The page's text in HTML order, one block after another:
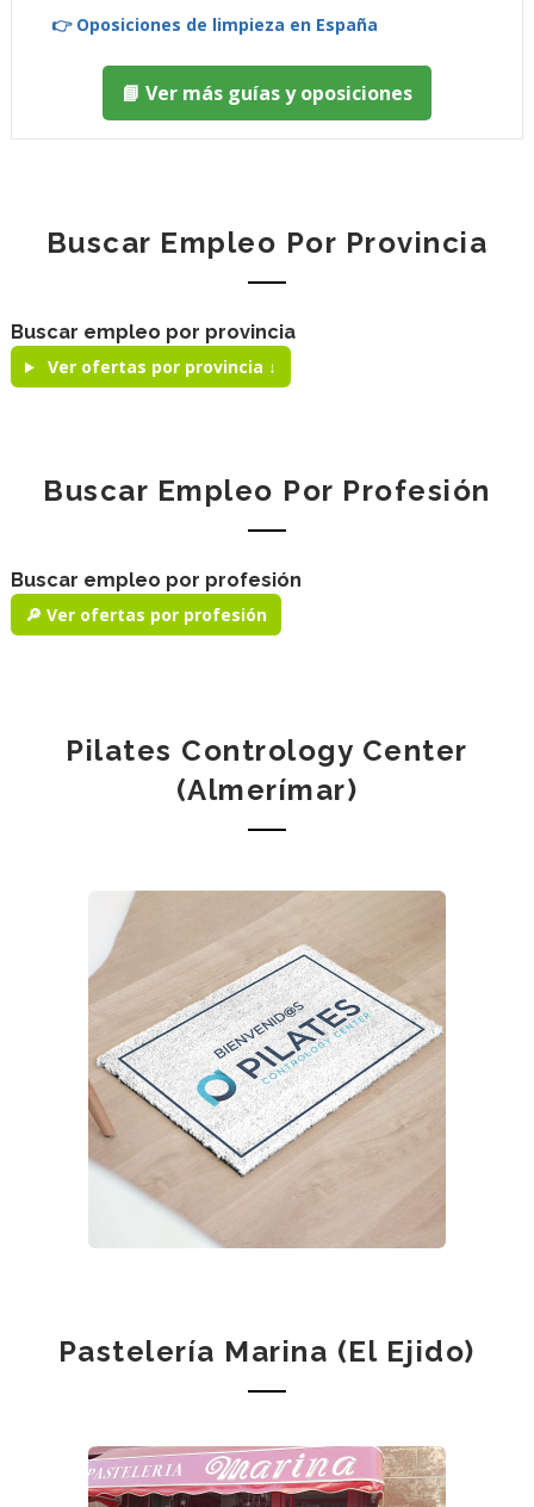
👉 Oposiciones de limpieza en España
📘 Ver más guías y oposiciones
Buscar Empleo Por Provincia
Buscar empleo por provincia
Ver ofertas por provincia ↓
Buscar Empleo Por Profesión
Buscar empleo por profesión
🔎 Ver ofertas por profesión
Pilates Contrology Center
(Almerímar)
Pastelería Marina (El Ejido)